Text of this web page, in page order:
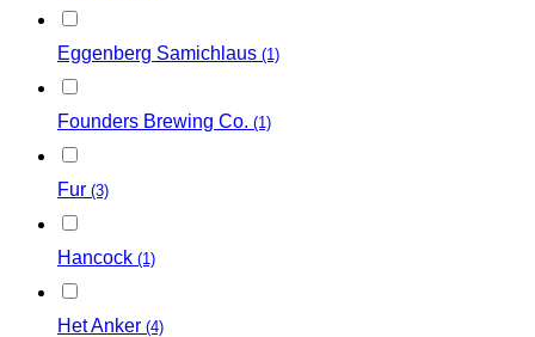
Eggenberg Samichlaus (1)
Founders Brewing Co. (1)
Fur (3)
Hancock (1)
Het Anker (4)